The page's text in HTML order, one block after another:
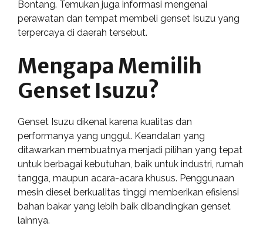
Bontang. Temukan juga informasi mengenai
perawatan dan tempat membeli genset Isuzu yang
terpercaya di daerah tersebut.
Mengapa Memilih
Genset Isuzu?
Genset Isuzu dikenal karena kualitas dan
performanya yang unggul. Keandalan yang
ditawarkan membuatnya menjadi pilihan yang tepat
untuk berbagai kebutuhan, baik untuk industri, rumah
tangga, maupun acara-acara khusus. Penggunaan
mesin diesel berkualitas tinggi memberikan efisiensi
bahan bakar yang lebih baik dibandingkan genset
lainnya.